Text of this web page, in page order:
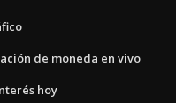
de moneda en vivo
hoy